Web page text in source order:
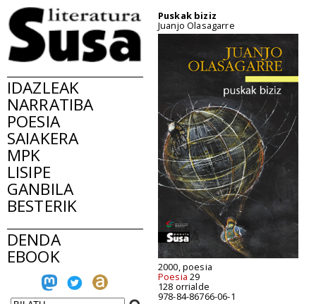
IDAZLEAK
NARRATIBA
POESIA
SAIAKERA
MPK
LISIPE
GANBILA
BESTERIK
DENDA
EBOOK
Puskak biziz
Juanjo Olasagarre
2000, poesia
Poesia 29
128 orrialde
978-84-86766-06-1